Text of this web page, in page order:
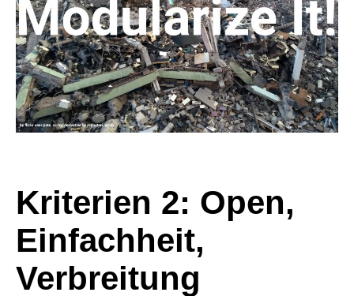
Kriterien 2: Open,
Einfachheit,
Verbreitung